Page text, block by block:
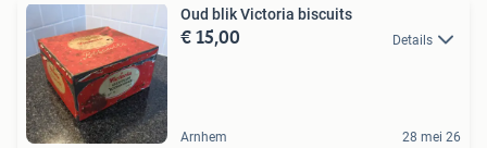
Oud blik Victoria biscuits
€ 15,00 Details
Arnhem 28 mei 26